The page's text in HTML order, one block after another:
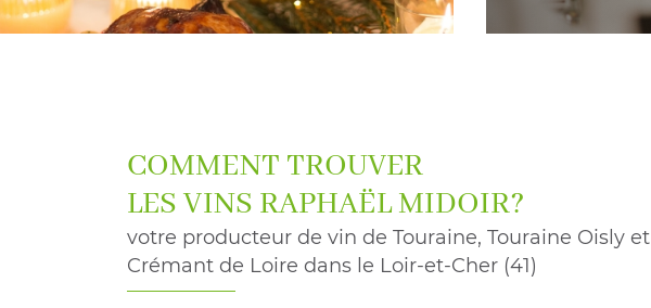
COMMENT TROUVER
LES VINS RAPHAËL MIDOIR?
votre producteur de vin de Touraine, Touraine Oisly et
Crémant de Loire dans le Loir-et-Cher (41)